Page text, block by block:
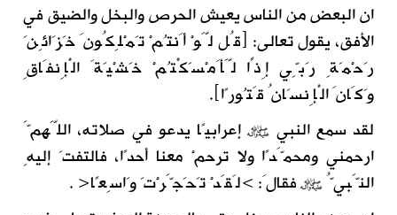
ان البعض من الناس يعيش الحرص والبخل والضيق في
الأفق، يقول تعالى: ﴿قُل لَّوْ أَنتُمْ تَمْلِكُونَ خَزَائِنَ
رَحْمَةِ رَبِّي إِذًا لَّأَمْسَكْتُمْ خَشْيَةَ الْإِنفَاقِ
وَكَانَ الْإِنسَانُ قَتُورًا﴾.
لقد سمع النبي
إعرابيًا يدعو في صلاته، اللَّهمَّ
ارحمني ومحمَّدًا ولا ترحمْ معنا أحدًا، فالتفتَ إليهِ
النَّبيُّ
فقالَ: >لَقَدْ تَحَجَّرْتَ وَاسِعًا< .